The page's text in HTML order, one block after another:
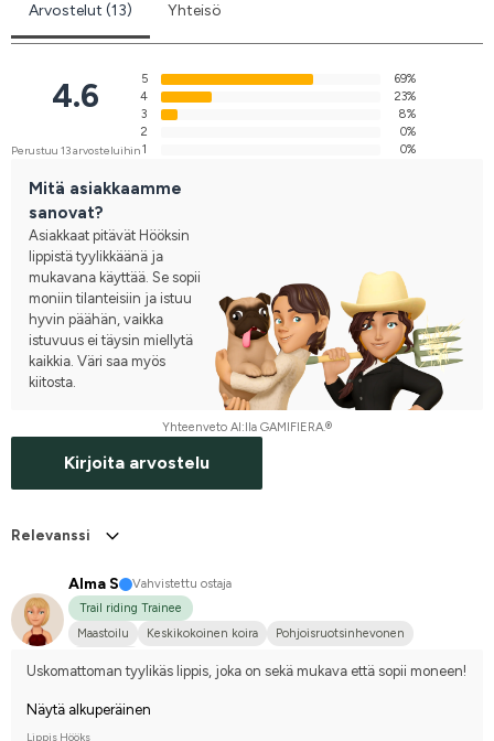
Arvostelut (13) Yhteisö
4.6
Perustuu 13 arvosteluihin
5
69%
4
23%
3
8%
2
0%
1
0%
Mitä asiakkaamme
sanovat?
Asiakkaat pitävät Hööksin
lippistä tyylikkäänä ja
mukavana käyttää. Se sopii
moniin tilanteisiin ja istuu
hyvin päähän, vaikka
istuvuus ei täysin miellytä
kaikkia. Väri saa myös
kiitosta.
Yhteenveto AI:lla GAMIFIERA.®
Kirjoita arvostelu
Relevanssi
Alma S
Vahvistettu ostaja
Trail riding Trainee
Maastoilu
Keskikokoinen koira
Pohjoisruotsinhevonen
Uskomattoman tyylikäs lippis, joka on sekä mukava että sopii moneen!
Näytä alkuperäinen
Lippis Hööks